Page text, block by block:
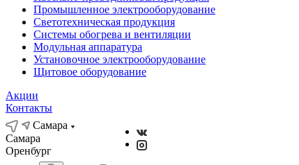
Промышленное электрооборудование
Светотехническая продукция
Системы обогрева и вентиляции
Модульная аппаратура
Установочное электрооборудование
Щитовое оборудование
Акции
Контакты
Самара
Самара
Оренбург